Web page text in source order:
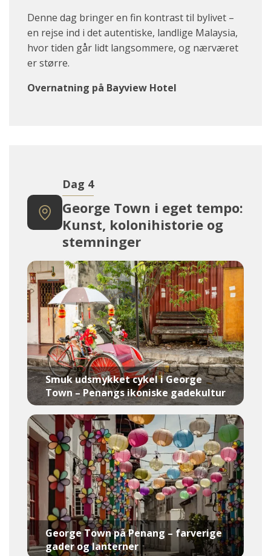
Denne dag bringer en fin kontrast til bylivet –
en rejse ind i det autentiske, landlige Malaysia,
hvor tiden går lidt langsommere, og nærværet
er større.
Overnatning på Bayview Hotel
Dag 4
George Town i eget tempo:
Kunst, kolonihistorie og
stemninger
Smuk udsmykket cykel i George
Town – Penangs ikoniske gadekultur
George Town på Penang – farverige
gader og lanterner